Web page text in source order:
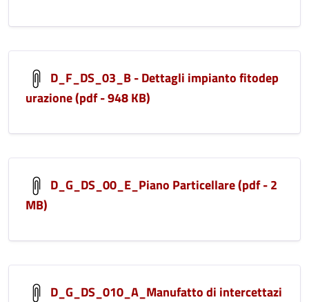
D_F_DS_03_B - Dettagli impianto fitodep
urazione (pdf - 948 KB)
D_G_DS_00_E_Piano Particellare (pdf - 2
MB)
D_G_DS_010_A_Manufatto di intercettazi